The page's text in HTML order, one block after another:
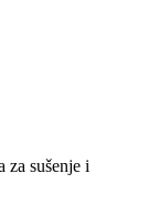
za sušenje i